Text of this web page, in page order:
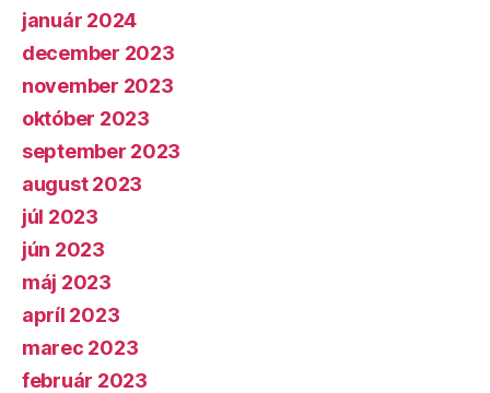
január 2024
december 2023
november 2023
október 2023
september 2023
august 2023
júl 2023
jún 2023
máj 2023
apríl 2023
marec 2023
február 2023